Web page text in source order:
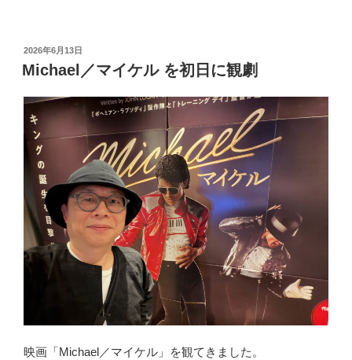
投
稿
日:
2026年6月13日
Michael／マイケル を初日に観劇
映画「Michael／マイケル」を観てきました。